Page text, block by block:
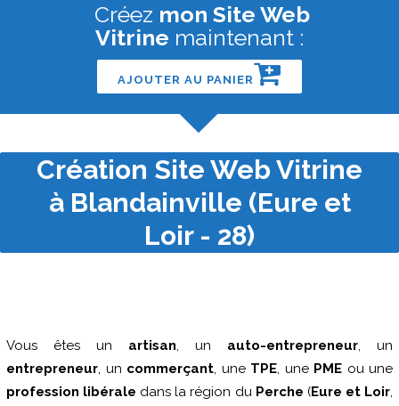
Créez mon Site Web
Vitrine maintenant :
AJOUTER AU PANIER
Création Site Web Vitrine
à Blandainville (Eure et
Loir - 28)
Vous êtes un artisan, un auto-entrepreneur, un
entrepreneur, un commerçant, une TPE, une PME ou une
profession libérale dans la région du Perche (Eure et Loir,